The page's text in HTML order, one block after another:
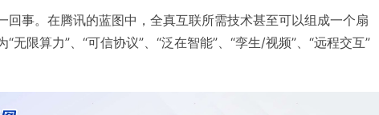
回事。在腾讯的蓝图中，全真互联所需技术甚至可以组成一个扇
无限算力”、“可信协议”、“泛在智能”、“孪生/视频”、“远程交互”